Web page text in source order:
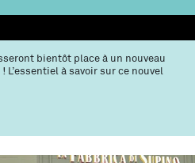
bientôt place à un nouveau
L’essentiel à savoir sur ce nouvel